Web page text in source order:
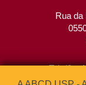
Rua da
Tel: